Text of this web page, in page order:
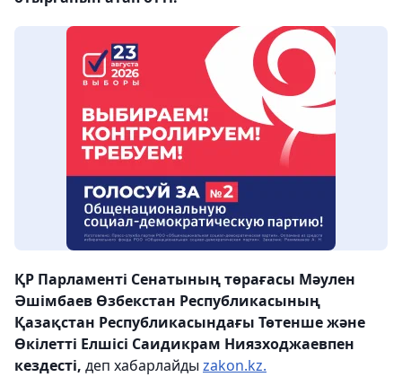
ҚР Парламенті Сенатының төрағасы Мәулен
Әшімбаев Өзбекстан Республикасының
Қазақстан Республикасындағы Төтенше және
Өкілетті Елшісі Саидикрам Ниязходжаевпен
кездесті, деп хабарлайды zakon.kz.